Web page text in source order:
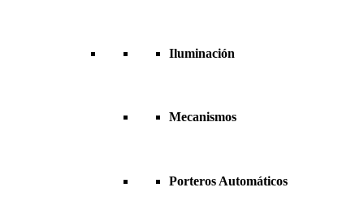
Iluminación
Mecanismos
Porteros Automáticos